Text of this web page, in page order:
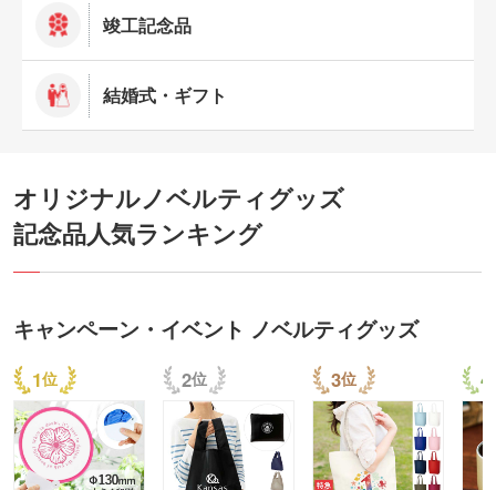
竣工記念品
結婚式・ギフト
オリジナルノベルティグッズ
記念品人気ランキング
キャンペーン・イベント ノベルティグッズ
1 2 3 4